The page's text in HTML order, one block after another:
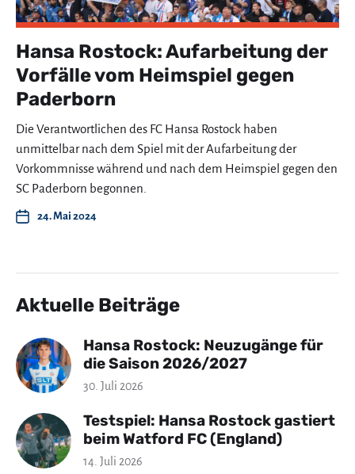
Hansa Rostock: Aufarbeitung der
Vorfälle vom Heimspiel gegen
Paderborn
Die Verantwortlichen des FC Hansa Rostock haben
unmittelbar nach dem Spiel mit der Aufarbeitung der
Vorkommnisse während und nach dem Heimspiel gegen den
SC Paderborn begonnen.
24. Mai 2024
Aktuelle Beiträge
Hansa Rostock: Neuzugänge für
die Saison 2026/2027
30. Juli 2026
Testspiel: Hansa Rostock gastiert
beim Watford FC (England)
14. Juli 2026